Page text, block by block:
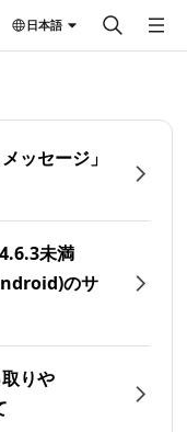
日本語
ッセージ」
未満
のサ
りや